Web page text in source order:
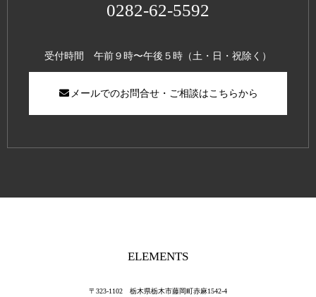
0282-62-5592
受付時間 午前９時〜午後５時（土・日・祝除く）
メールでのお問合せ・ご相談はこちらから
ELEMENTS
〒323-1102 栃木県栃木市藤岡町赤麻1542-4